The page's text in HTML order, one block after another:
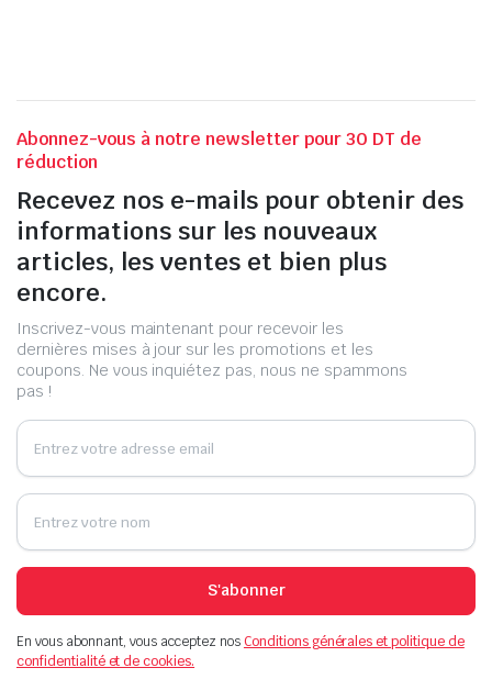
Abonnez-vous à notre newsletter pour 30 DT de
réduction
Recevez nos e-mails pour obtenir des
informations sur les nouveaux
articles, les ventes et bien plus
encore.
Inscrivez-vous maintenant pour recevoir les
dernières mises à jour sur les promotions et les
coupons. Ne vous inquiétez pas, nous ne spammons
pas !
S'abonner
En vous abonnant, vous acceptez nosConditions générales et politique de
confidentialité et de cookies.